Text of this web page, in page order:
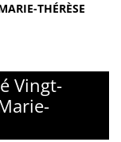
THÉRÈSE
Vingt-